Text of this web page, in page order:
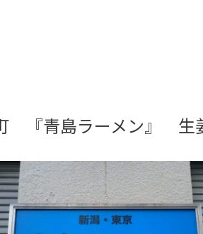
『青島ラーメン』 生